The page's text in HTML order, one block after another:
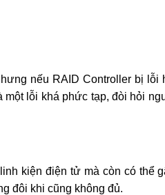
nếu RAID Controller bị
lỗi khá phức tạp, đòi hỏi
kiện điện tử mà còn có thể
đôi khi cũng không đủ.